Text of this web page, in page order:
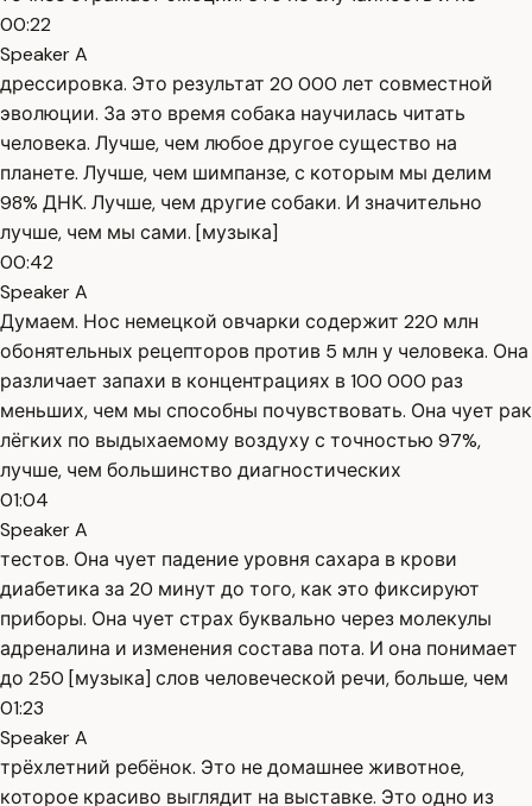
00:22
Speaker A
дрессировка. Это результат 20 000 лет совместной
эволюции. За это время собака научилась читать
человека. Лучше, чем любое другое существо на
планете. Лучше, чем шимпанзе, с которым мы делим
98% ДНК. Лучше, чем другие собаки. И значительно
лучше, чем мы сами. [музыка]
00:42
Speaker A
Думаем. Нос немецкой овчарки содержит 220 млн
обонятельных рецепторов против 5 млн у человека. Она
различает запахи в концентрациях в 100 000 раз
меньших, чем мы способны почувствовать. Она чует рак
лёгких по выдыхаемому воздуху с точностью 97%,
лучше, чем большинство диагностических
01:04
Speaker A
тестов. Она чует падение уровня сахара в крови
диабетика за 20 минут до того, как это фиксируют
приборы. Она чует страх буквально через молекулы
адреналина и изменения состава пота. И она понимает
до 250 [музыка] слов человеческой речи, больше, чем
01:23
Speaker A
трёхлетний ребёнок. Это не домашнее животное,
которое красиво выглядит на выставке. Это одно из